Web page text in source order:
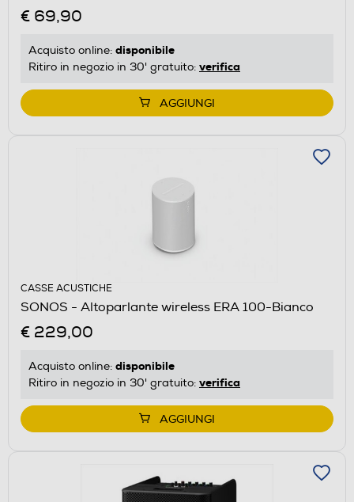
€ 69,90
Acquisto online: disponibile
Ritiro in negozio in 30' gratuito: verifica
AGGIUNGI
CASSE ACUSTICHE
SONOS - Altoparlante wireless ERA 100-Bianco
€ 229,00
Acquisto online: disponibile
Ritiro in negozio in 30' gratuito: verifica
AGGIUNGI